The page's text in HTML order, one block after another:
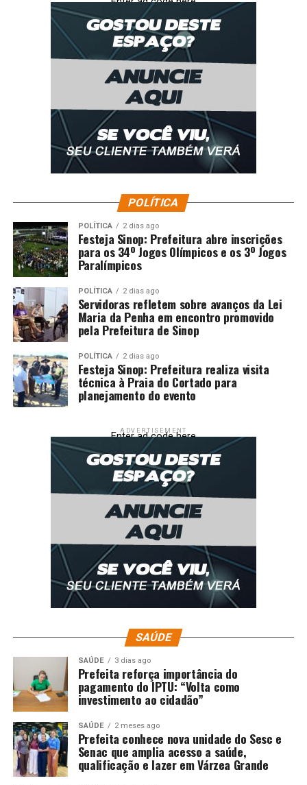
POLÍTICA
POLÍTICA 2 dias ago
Festeja Sinop: Prefeitura abre inscrições
para os 34º Jogos Olímpicos e os 3º Jogos
Paralímpicos
POLÍTICA 2 dias ago
Servidoras refletem sobre avanços da Lei
Maria da Penha em encontro promovido
pela Prefeitura de Sinop
POLÍTICA 2 dias ago
Festeja Sinop: Prefeitura realiza visita
técnica à Praia do Cortado para
planejamento do evento
ADVERTISEMENT
Enter ad code here
SAÚDE
SAÚDE 3 dias ago
Prefeita reforça importância do
pagamento do IPTU: “Volta como
investimento ao cidadão”
SAÚDE 2 meses ago
Prefeita conhece nova unidade do Sesc e
Senac que amplia acesso a saúde,
qualificação e lazer em Várzea Grande